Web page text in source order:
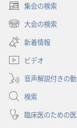
集会の検索
（新
し
タ
で
開
く）
大会の検索
（新
し
い
タ
ブ
で
開
く）
新着情報
ビデオ
音声解説付きの
検索
臨床医のための